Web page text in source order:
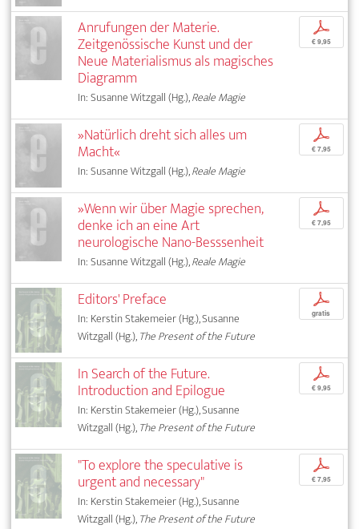
Anrufungen der Materie.
Zeitgenössische Kunst und der
Neue Materialismus als magisches
Diagramm
In: Susanne Witzgall (Hg.),Reale Magie
p
€ 9,95
»Natürlich dreht sich alles um
Macht«
In: Susanne Witzgall (Hg.),Reale Magie
p
€ 7,95
»Wenn wir über Magie sprechen,
denke ich an eine Art
neurologische Nano-Besssenheit
In: Susanne Witzgall (Hg.),Reale Magie
p
€ 7,95
Editors' Preface
In: Kerstin Stakemeier (Hg.), Susanne
Witzgall (Hg.),The Present of the Future
p
gratis
In Search of the Future.
Introduction and Epilogue
In: Kerstin Stakemeier (Hg.), Susanne
Witzgall (Hg.),The Present of the Future
p
€ 9,95
"To explore the speculative is
urgent and necessary"
In: Kerstin Stakemeier (Hg.), Susanne
Witzgall (Hg.),The Present of the Future
p
€ 7,95